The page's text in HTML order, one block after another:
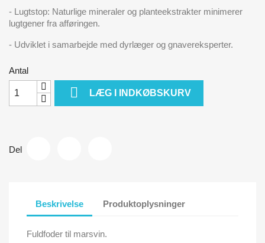
- Lugtstop: Naturlige mineraler og planteekstrakter minimerer
lugtgener fra afføringen.
- Udviklet i samarbejde med dyrlæger og gnavereksperter.
Antal
 LÆG I INDKØBSKURV
Del
Beskrivelse Produktoplysninger
Fuldfoder til marsvin.